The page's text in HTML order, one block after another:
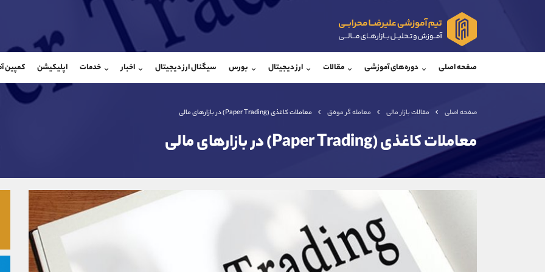
صفحه اصلی دوره‌های آموزشی مقالات ارز دیجیتال بورس سیگنال ارز دیجیتال اخبار خدمات اپلیکیشن کمپین
صفحه اصلی مقالات بازار مالی معامله گر موفق معاملات کاغذی (Paper Trading) در بازارهای مالی
معاملات کاغذی (Paper Trading) در بازارهای مالی
@Armteam_admin_33
@Armteam_admin_103
شروع
اطلاعات تماس
تلفن